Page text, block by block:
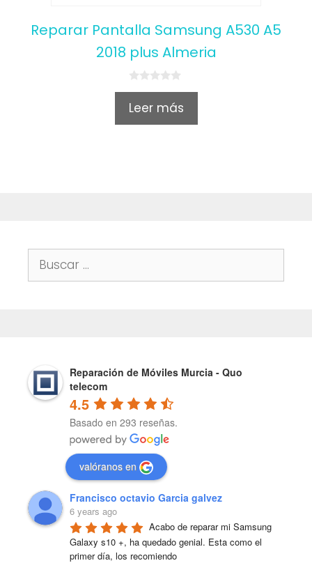
Reparar Pantalla Samsung A530 A5
2018 plus Almeria
0
u
Leer más
Buscar:
Reparación de Móviles Murcia - Quo
telecom
4.5
Basado en 293 reseñas.
valóranos en
Francisco octavio Garcia galvez
6 years ago
Acabo de reparar mi Samsung
Galaxy s10 +, ha quedado genial. Esta como el
primer día, los recomiendo